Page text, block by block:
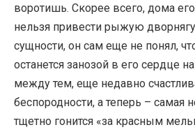
воротишь. Скорее всего, дома
нельзя привести рыжую
сущности, он сам еще не понял,
останется занозой в его сердце
между тем, еще недавно
беспородности, а теперь – самая
тщетно гонится «за красным